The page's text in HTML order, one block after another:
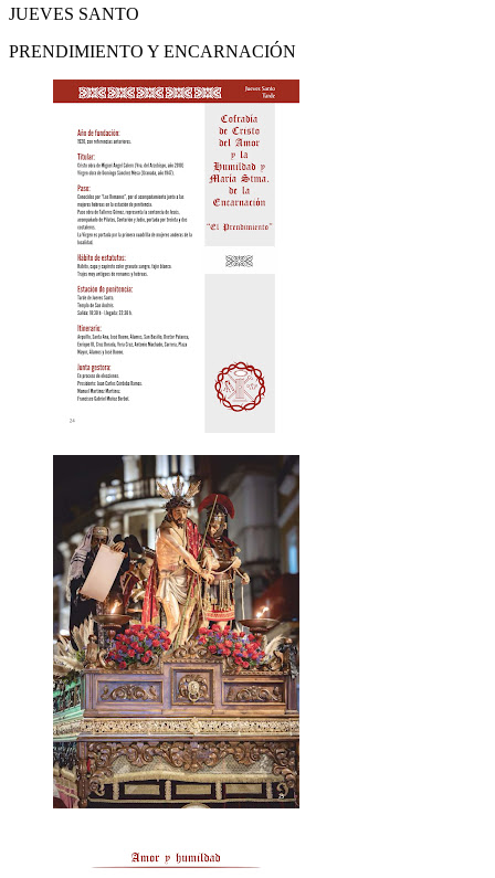
JUEVES SANTO
PRENDIMIENTO Y ENCARNACIÓN